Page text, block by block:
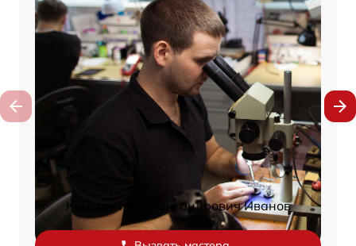
Константин Александрович Иванов